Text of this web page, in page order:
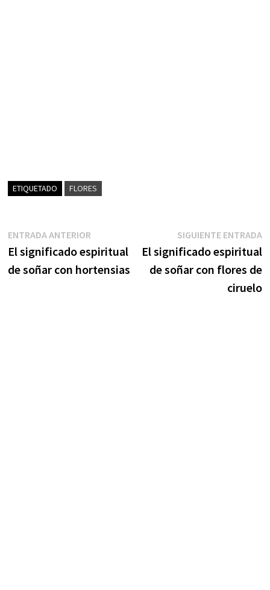
ETIQUETADO FLORES
Navegación
de
ENTRADA ANTERIOREntrada
anterior:
El significado espiritual
de soñar con hortensias
SIGUIENTE ENTRADA
El significado espiritual
de soñar con flores de
ciruelo